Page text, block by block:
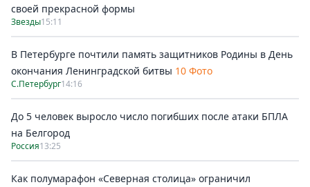
своей прекрасной формы
Звезды15:11
В Петербурге почтили память защитников Родины в День
окончания Ленинградской битвы 10 Фото
С.Петербург14:16
До 5 человек выросло число погибших после атаки БПЛА
на Белгород
Россия13:25
Как полумарафон «Северная столица» ограничил